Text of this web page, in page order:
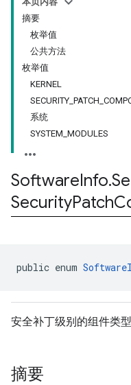
摘要
枚举值
公共方法
枚举值
KERNEL
系统
SYSTEM_MODULES
SoftwareInfo.
SecurityPatch
public enum
安全补丁级别的组件类型
摘要